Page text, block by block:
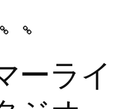
運
報
特
取
法
ーライ